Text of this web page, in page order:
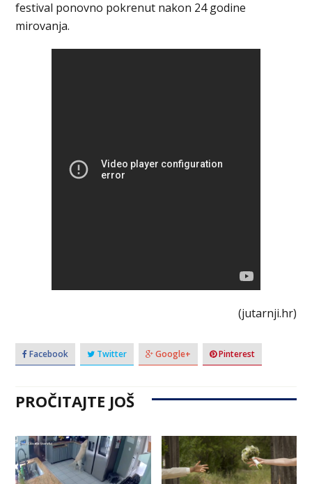
festival ponovno pokrenut nakon 24 godine
mirovanja.
(jutarnji.hr)
Facebook Twitter Google+ Pinterest
PROČITAJTE JOŠ